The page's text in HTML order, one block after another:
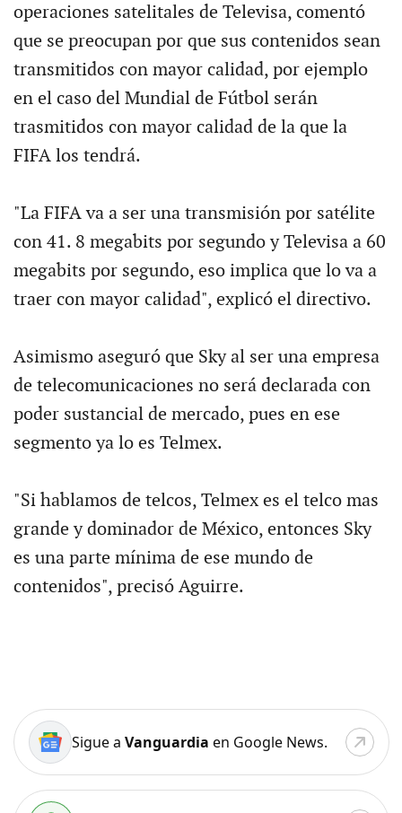
operaciones satelitales de Televisa, comentó
que se preocupan por que sus contenidos sean
transmitidos con mayor calidad, por ejemplo
en el caso del Mundial de Fútbol serán
trasmitidos con mayor calidad de la que la
FIFA los tendrá.
"La FIFA va a ser una transmisión por satélite
con 41. 8 megabits por segundo y Televisa a 60
megabits por segundo, eso implica que lo va a
traer con mayor calidad", explicó el directivo.
Asimismo aseguró que Sky al ser una empresa
de telecomunicaciones no será declarada con
poder sustancial de mercado, pues en ese
segmento ya lo es Telmex.
"Si hablamos de telcos, Telmex es el telco mas
grande y dominador de México, entonces Sky
es una parte mínima de ese mundo de
contenidos", precisó Aguirre.
Sigue a Vanguardia en Google News.